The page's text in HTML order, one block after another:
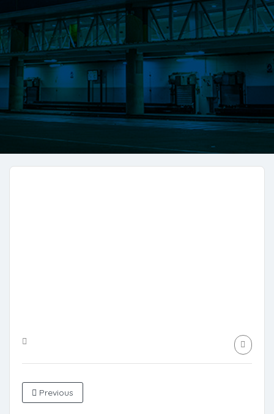
Previous